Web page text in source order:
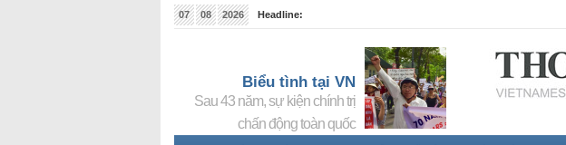
07 08 2026
Headline:
Biểu tình tại VN
Sau 43 năm, sự kiện chính trị
chấn động toàn quốc